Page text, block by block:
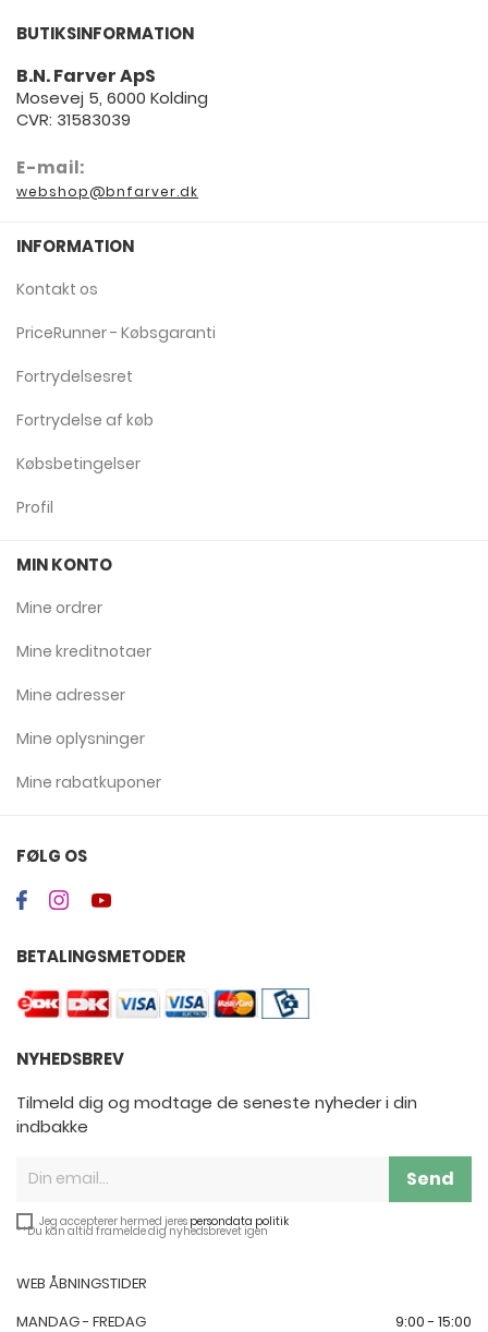
BUTIKSINFORMATION
B.N. Farver ApS
Mosevej 5, 6000 Kolding
CVR: 31583039
E-mail:
webshop@bnfarver.dk
INFORMATION
Kontakt os
PriceRunner - Købsgaranti
Fortrydelsesret
Fortrydelse af køb
Købsbetingelser
Profil
MIN KONTO
Mine ordrer
Mine kreditnotaer
Mine adresser
Mine oplysninger
Mine rabatkuponer
FØLG OS
BETALINGSMETODER
NYHEDSBREV
Tilmeld dig og modtage de seneste nyheder i din
indbakke
Send
Jeg accepterer hermed jeres persondata politik
**Du kan altid framelde dig nyhedsbrevet igen
WEB ÅBNINGSTIDER
MANDAG - FREDAG
9:00 - 15:00